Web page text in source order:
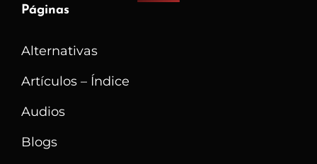
Páginas
Alternativas
Artículos – Índice
Audios
Blogs